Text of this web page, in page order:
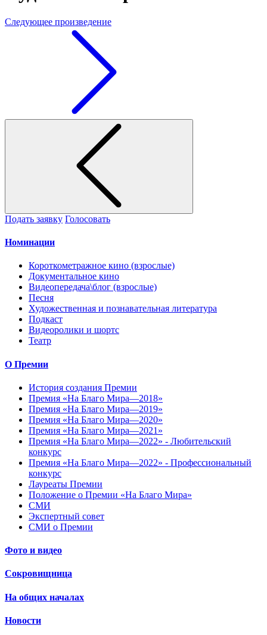
Следующее произведение
Подать заявку Голосовать
Номинации
Короткометражное кино (взрослые)
Документальное кино
Видеопередача\блог (взрослые)
Песня
Художественная и познавательная литература
Подкаст
Видеоролики и шортс
Театр
О Премии
История создания Премии
Премия «На Благо Мира—2018»
Премия «На Благо Мира—2019»
Премия «На Благо Мира—2020»
Премия «На Благо Мира—2021»
Премия «На Благо Мира—2022» - Любительский
конкурс
Премия «На Благо Мира—2022» - Профессиональный
конкурс
Лауреаты Премии
Положение о Премии «На Благо Мира»
СМИ
Экспертный совет
СМИ о Премии
Фото и видео
Сокровищница
На общих началах
Новости